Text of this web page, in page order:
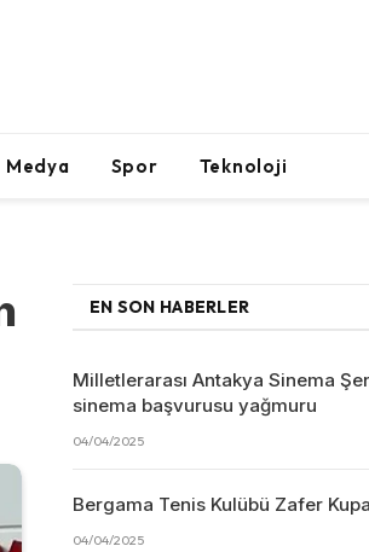
Medya Spor Teknoloji
EN SON HABERLER
Milletlerarası Antakya Sinema
sinema başvurusu yağmuru
04/04/2025
Bergama Tenis Kulübü Zafer
04/04/2025